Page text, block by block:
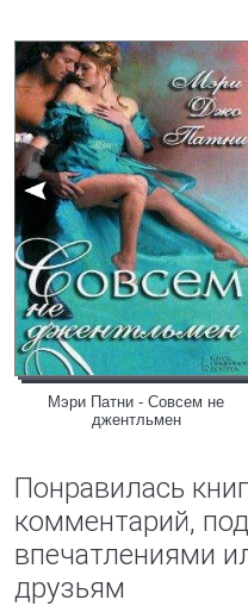
Мэри Патни - Совсем не
джентльмен
Понравилась
комментарий,
впечатлениями
друзьям